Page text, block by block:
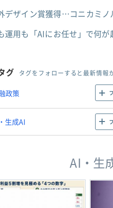
デザイン賞獲得…コニカミ
運用も「AIにお任せ」で何
グ タグをフォローすると最新情報
政策
生成AI
AI・生